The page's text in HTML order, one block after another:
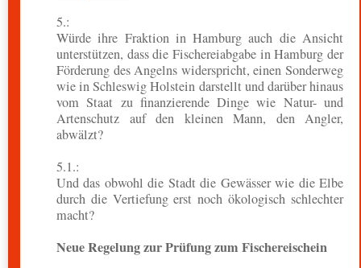
5.:
Würde ihre Fraktion in Hamburg auch die Ansicht
unterstützen, dass die Fischereiabgabe in Hamburg der
Förderung des Angelns widerspricht, einen Sonderweg
wie in Schleswig Holstein darstellt und darüber hinaus
vom Staat zu finanzierende Dinge wie Natur- und
Artenschutz auf den kleinen Mann, den Angler,
abwälzt?
5.1.:
Und das obwohl die Stadt die Gewässer wie die Elbe
durch die Vertiefung erst noch ökologisch schlechter
macht?
Neue Regelung zur Prüfung zum Fischereischein